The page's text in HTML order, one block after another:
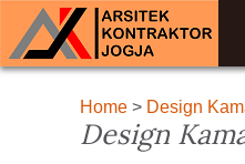
Home> Design
Design